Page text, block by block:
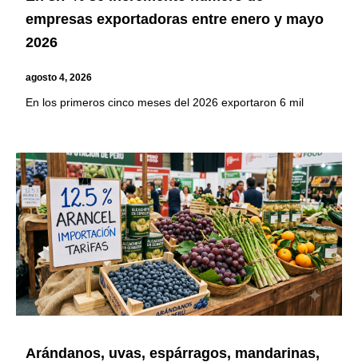
empresas exportadoras entre enero y mayo
2026
agosto 4, 2026
En los primeros cinco meses del 2026 exportaron 6 mil
Arándanos, uvas, espárragos, mandarinas,